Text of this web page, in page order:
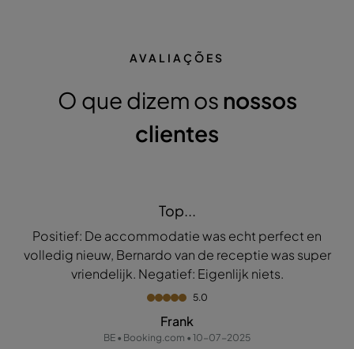
AVALIAÇÕES
O que dizem os nossos
clientes
Top...
Positief: De accommodatie was echt perfect en
volledig nieuw, Bernardo van de receptie was super
vriendelijk. Negatief: Eigenlijk niets.
5.0
Frank
BE • Booking.com • 10-07-2025